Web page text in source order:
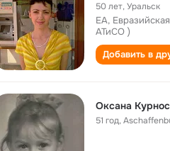
50 лет,Уральск
ЕА,
АТиСО )
Добавить в
Oксана
51 год,